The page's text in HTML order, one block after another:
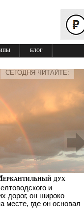
БЛОГ
дух
и
дорог, он широко
месте, где он основал
СЕГОДНЯ ЧИТАЙТЕ: